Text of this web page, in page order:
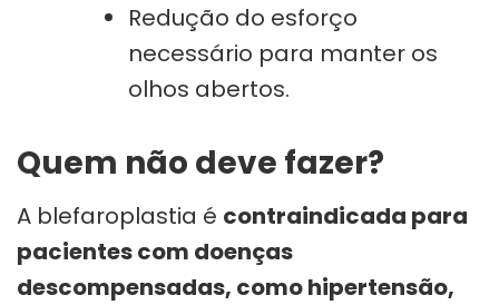
Redução do esforço
necessário para manter os
olhos abertos.
Quem não deve fazer?
A blefaroplastia é contraindicada para
pacientes com doenças
descompensadas, como hipertensão,